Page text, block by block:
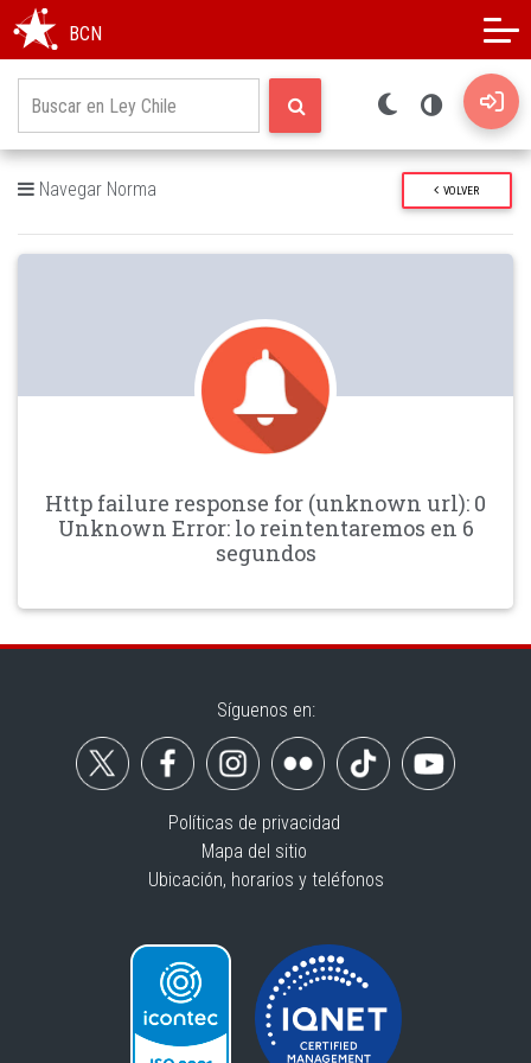
BCN
Navegar Norma VOLVER
Http failure response for (unknown url): 0
Unknown Error: lo reintentaremos en 6
segundos
Síguenos en:
Políticas de privacidad
Mapa del sitio
Ubicación, horarios y teléfonos